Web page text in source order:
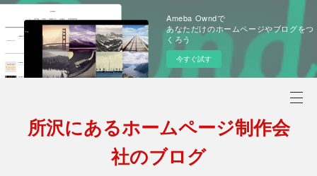
Ameba Owndで
あなただけのホームページやブログをつ
くろう
今すぐ試す
所沢にあるホームページ制作会
社のブログ